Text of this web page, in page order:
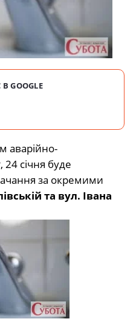
GOOGLE
аварійно-
січня буде
за окремими
та вул. Івана